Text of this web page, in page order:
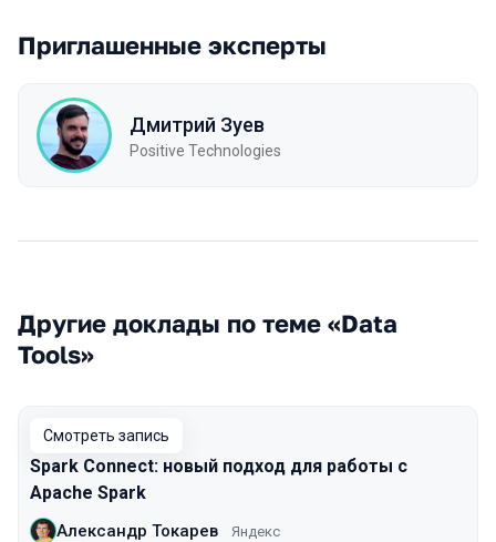
Приглашенные эксперты
Дмитрий Зуев
Positive Technologies
Другие доклады по теме «Data
Tools»
Смотреть запись
Spark Connect: новый подход для работы с
Apache Spark
Александр Токарев Яндекс